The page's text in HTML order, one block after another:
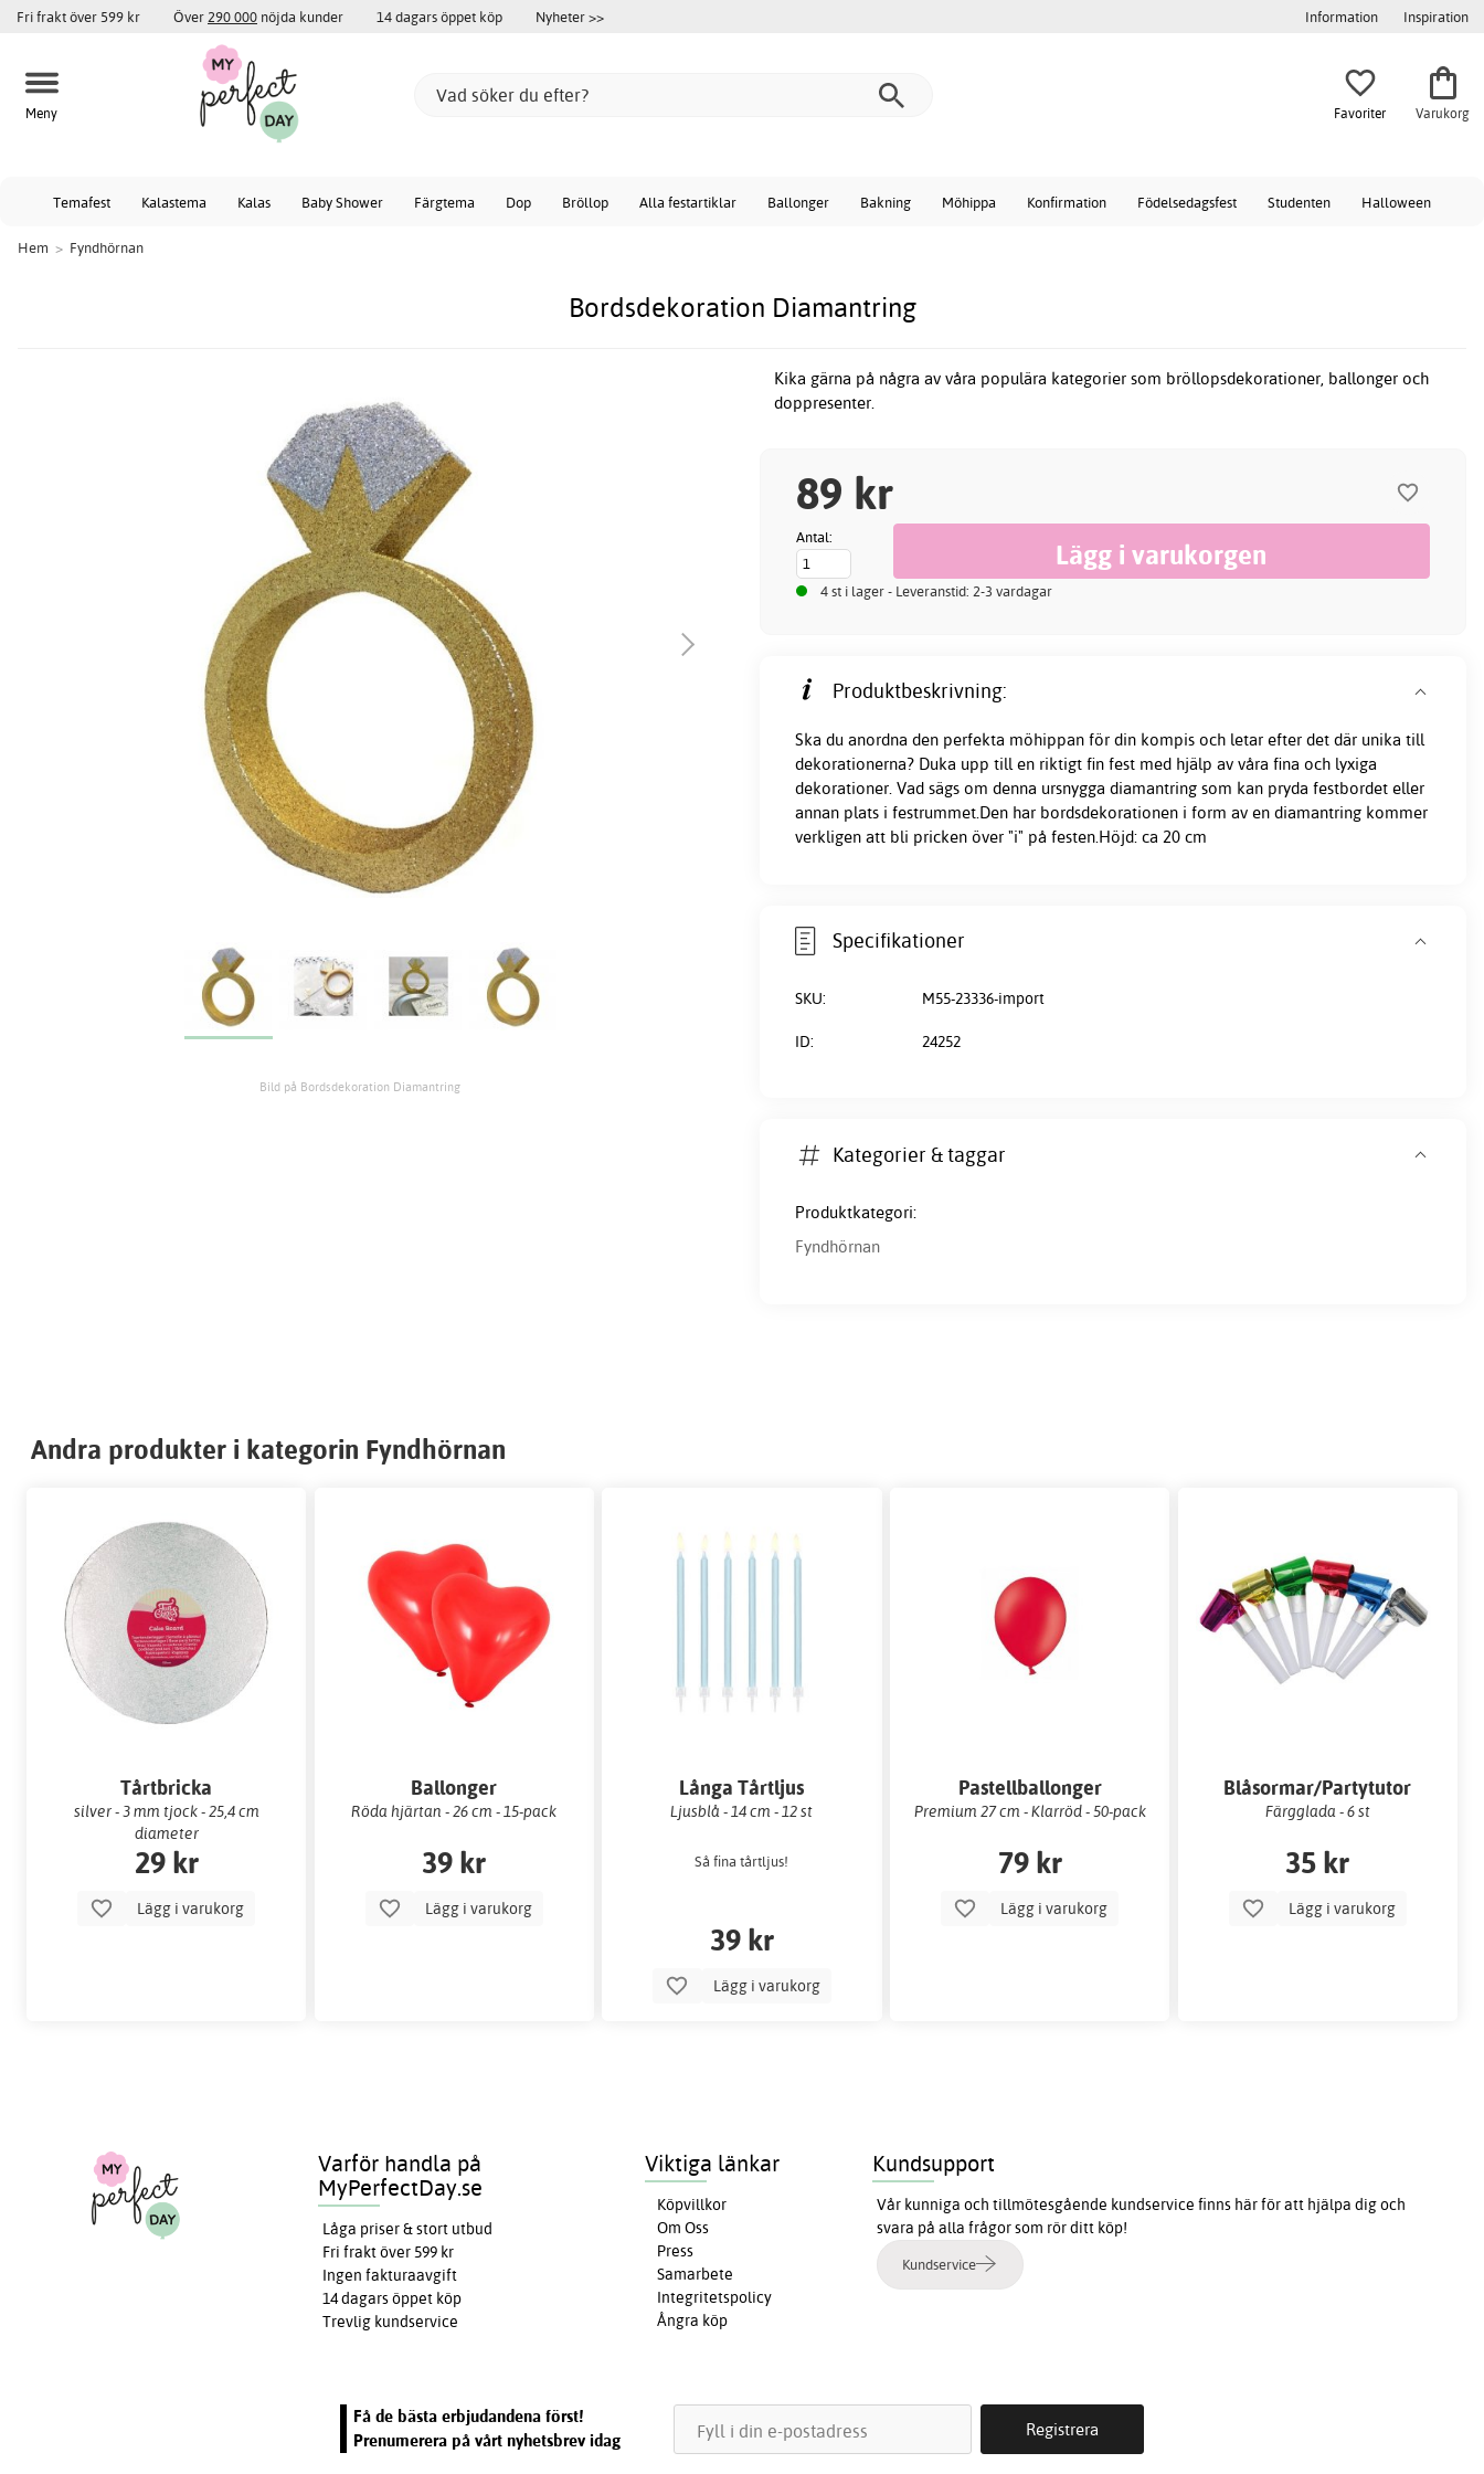
Fri frakt över 599 kr Över 290 000 nöjda kunder 14 dagars öppet köp Nyheter >> Information Inspiration
Meny Favoriter Varukorg
Temafest Kalastema Kalas Baby Shower Färgtema Dop Bröllop Alla festartiklar Ballonger Bakning Möhippa Konfirmation Födelsedagsfest Studenten Halloween
Hem > Fyndhörnan
Bordsdekoration Diamantring
Bild på Bordsdekoration Diamantring
Kika gärna på några av våra populära kategorier som bröllopsdekorationer, ballonger och
doppresenter.
89 kr
Antal:
4 st i lager - Leveranstid: 2-3 vardagar
Produktbeskrivning:
Ska du anordna den perfekta möhippan för din kompis och letar efter det där unika till
dekorationerna? Duka upp till en riktigt fin fest med hjälp av våra fina och lyxiga
dekorationer. Vad sägs om denna ursnygga diamantring som kan pryda festbordet eller
annan plats i festrummet.Den har bordsdekorationen i form av en diamantring kommer
verkligen att bli pricken över "i" på festen.Höjd: ca 20 cm
Specifikationer
SKU: M55-23336-import
ID: 24252
Kategorier & taggar
Produktkategori:
Fyndhörnan
Andra produkter i kategorin Fyndhörnan
Tårtbricka
silver - 3 mm tjock - 25,4 cm
diameter
29 kr
Lägg i varukorg
Ballonger
Röda hjärtan - 26 cm - 15-pack
39 kr
Lägg i varukorg
Långa Tårtljus
Ljusblå - 14 cm - 12 st
Så fina tårtljus!
39 kr
Lägg i varukorg
Pastellballonger
Premium 27 cm - Klarröd - 50-pack
79 kr
Lägg i varukorg
Blåsormar/Partytutor
Färgglada - 6 st
35 kr
Lägg i varukorg
Varför handla på
MyPerfectDay.se
Låga priser & stort utbud
Fri frakt över 599 kr
Ingen fakturaavgift
14 dagars öppet köp
Trevlig kundservice
Viktiga länkar
Köpvillkor
Om Oss
Press
Samarbete
Integritetspolicy
Ångra köp
Kundsupport
Vår kunniga och tillmötesgående kundservice finns här för att hjälpa dig och
svara på alla frågor som rör ditt köp!
Kundservice
Få de bästa erbjudandena först!
Prenumerera på vårt nyhetsbrev idag